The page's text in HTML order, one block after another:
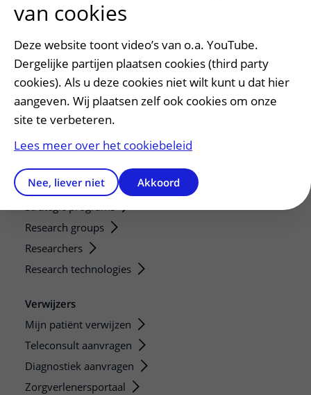
Voorbereiden op uw afspraak
Opvragen kopie dossier
Bezoektijden
Onderwijs en onderzoek
Onze opleidingen
De Nieuwe Utrechtse School
Stage en opleidingsplaatsen
Research
Strategic programs
Research groups
Researchers
Research technologies
Verwijzers
Mijn patiënt verwijzen
Teleconsult aanvragen
Diagnostiek aanvragen
Zorgverlenersportaal
van cookies
Deze website toont video’s van o.a. YouTube.
Dergelijke partijen plaatsen cookies (third party
cookies). Als u deze cookies niet wilt kunt u dat hier
aangeven. Wij plaatsen zelf ook cookies om onze
site te verbeteren.
Lees meer over het cookiebeleid
Nee, liever niet Akkoord